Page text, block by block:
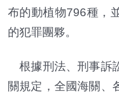
布的動植物796種，
的犯罪團夥。
根據刑法、刑事訴
關規定，全國海關、